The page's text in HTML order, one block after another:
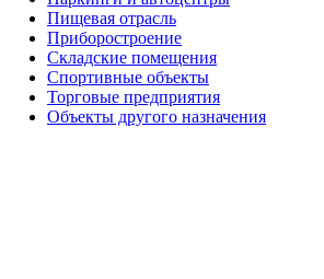
Пищевая отрасль
Приборостроение
Складские помещения
Спортивные объекты
Торговые предприятия
Объекты другого назначения